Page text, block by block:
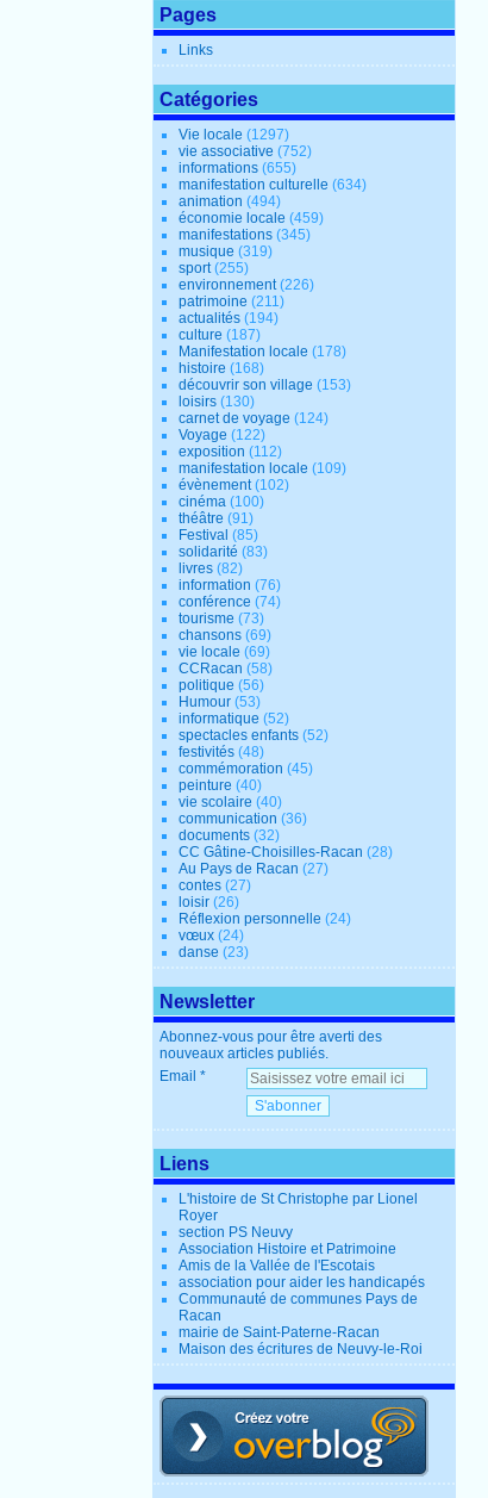
Pages
Links
Catégories
Vie locale (1297)
vie associative (752)
informations (655)
manifestation culturelle (634)
animation (494)
économie locale (459)
manifestations (345)
musique (319)
sport(255)
environnement(226)
patrimoine (211)
actualités (194)
culture (187)
Manifestation locale (178)
histoire (168)
découvrir son village (153)
loisirs (130)
carnet de voyage (124)
Voyage (122)
exposition (112)
manifestation locale (109)
évènement(102)
cinéma (100)
théâtre (91)
Festival (85)
solidarité (83)
livres (82)
information (76)
conférence (74)
tourisme (73)
chansons (69)
vie locale (69)
CCRacan (58)
politique (56)
Humour (53)
informatique (52)
spectacles enfants (52)
festivités (48)
commémoration (45)
peinture (40)
vie scolaire (40)
communication (36)
documents (32)
CC Gâtine-Choisilles-Racan (28)
Au Pays de Racan (27)
contes (27)
loisir (26)
Réflexion personnelle (24)
vœux (24)
danse (23)
Newsletter
Abonnez-vous pour être averti des
nouveaux articles publiés.
Email
Liens
L'histoire de St Christophe par Lionel
Royer
section PS Neuvy
Association Histoire et Patrimoine
Amis de la Vallée de l'Escotais
association pour aider les handicapés
Communauté de communes Pays de
Racan
mairie de Saint-Paterne-Racan
Maison des écritures de Neuvy-le-Roi